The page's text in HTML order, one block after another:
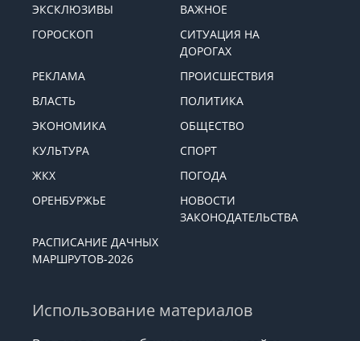
ЭКСКЛЮЗИВЫ
ВАЖНОЕ
ГОРОСКОП
СИТУАЦИЯ НА
ДОРОГАХ
РЕКЛАМА
ПРОИСШЕСТВИЯ
ВЛАСТЬ
ПОЛИТИКА
ЭКОНОМИКА
ОБЩЕСТВО
КУЛЬТУРА
СПОРТ
ЖКХ
ПОГОДА
ОРЕНБУРЖЬЕ
НОВОСТИ
ЗАКОНОДАТЕЛЬСТВА
РАСПИСАНИЕ ДАЧНЫХ
МАРШРУТОВ-2026
Использование материалов